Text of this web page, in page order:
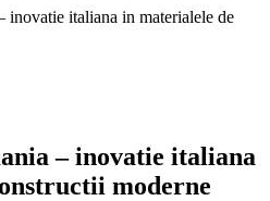
inovatie italiana in materialele de
– inovatie italiana
moderne